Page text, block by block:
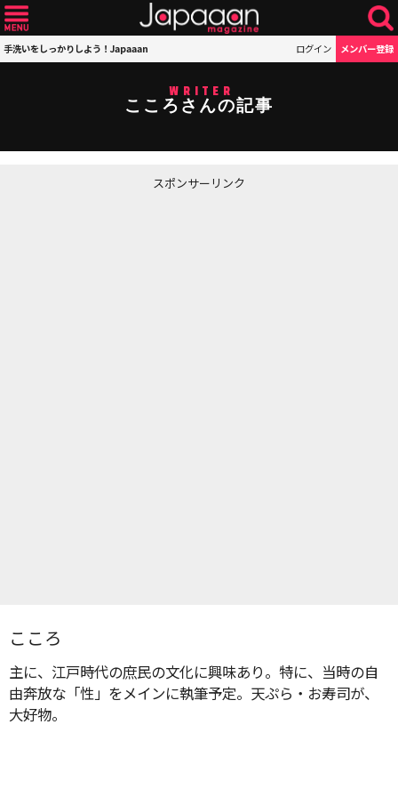
手洗いをしっかりしよう！Japaaan ログイン メンバー登録
WRITER
こころさんの記事
スポンサーリンク
こころ
主に、江戸時代の庶民の文化に興味あり。特に、当時の自
由奔放な「性」をメインに執筆予定。天ぷら・お寿司が、
大好物。